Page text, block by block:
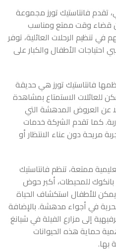
تقدم فانتاستيك تورز مجموعة
قضاء وقت ممتع ومناسب
تنظيم الرحلات العائلية، توفر
احتياجات الأطفال والكبار على
فانتاستيك تورز هي حديقة
للعائلات الاستمتاع بمشاهدة
عن العروض المدهشة التي
كما تقدم الشركة خدمات
مريحة دون عناء الانتظار أو
ممتعة، تنظم فانتاستيك
للمحيطات، أكبر حوض
للأطفال استكشاف الحياة
في أجواء مدهشة. بالإضافة
إلى مزارع الفيلة في شيانغ
حماية هذه الحيوانات
بها.